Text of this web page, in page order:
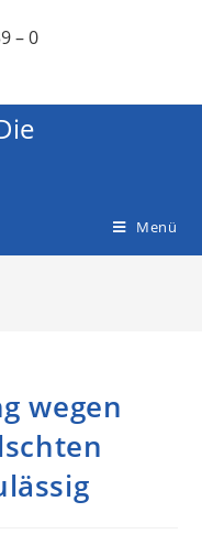
– 0
Menü
wegen